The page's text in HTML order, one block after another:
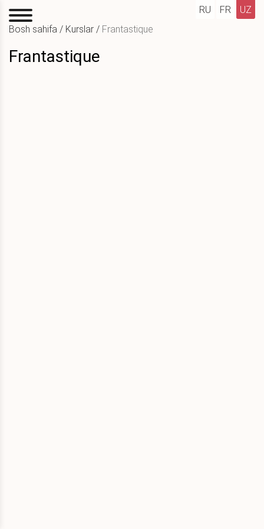
RU FR
UZ
Bosh sahifa / Kurslar / Frantastique
Frantastique